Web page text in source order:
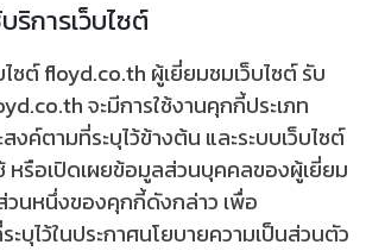
ริการเว็บไซต์
ไซต์ floyd.co.th ผู้เยี่ยมชมเว็บไซต์ รับ
จะมีการใช้งานคุกกี้ประเภท
งค์ตามที่ระบุไว้ข้างต้น และระบบเว็บไซต์
หรือเปิดเผยข้อมูลส่วนบุคคลของผู้เยี่ยม
วนหนึ่งของคุกกี้ดังกล่าว เพื่อ
บุไว้ในประกาศนโยบายความเป็นส่วนตัว